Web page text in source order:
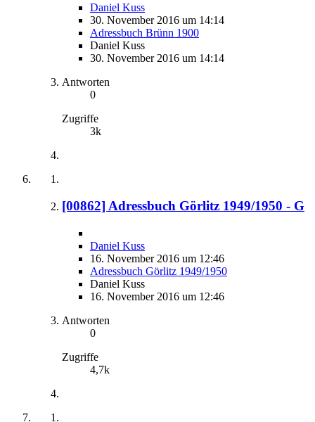
Daniel Kuss
30. November 2016 um 14:14
Adressbuch Brünn 1900
Daniel Kuss
30. November 2016 um 14:14
Antworten
0
Zugriffe
3k
[00862] Adressbuch Görlitz 1949/1950 - G
Daniel Kuss
16. November 2016 um 12:46
Adressbuch Görlitz 1949/1950
Daniel Kuss
16. November 2016 um 12:46
Antworten
0
Zugriffe
4,7k